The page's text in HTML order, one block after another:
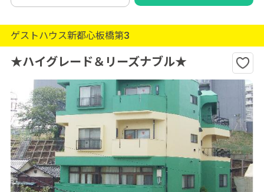
ゲストハウス新都心板橋第3
★ハイグレード＆リーズナブル★